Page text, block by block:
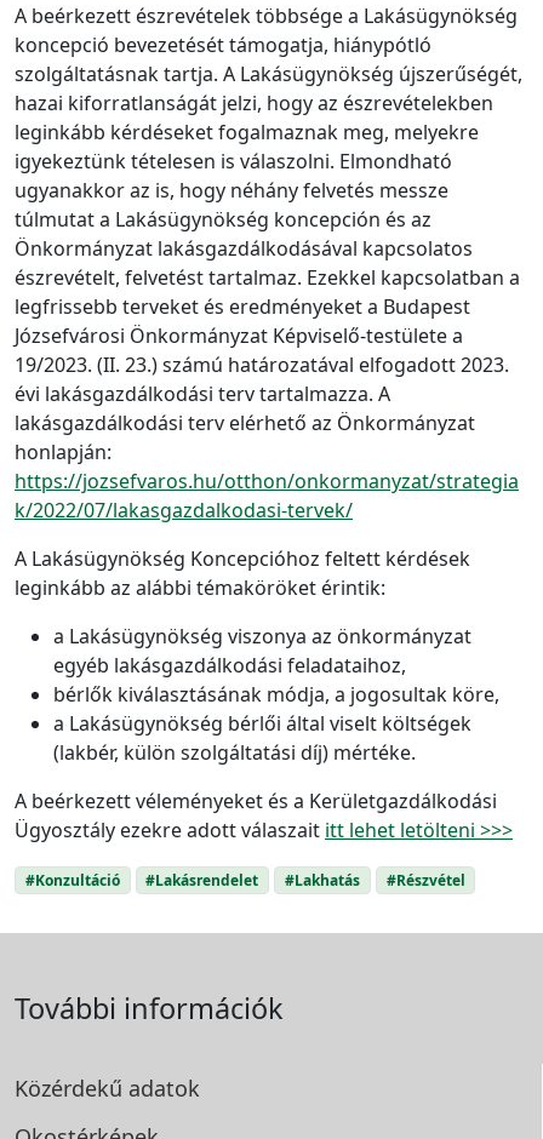
A beérkezett észrevételek többsége a Lakásügynökség
koncepció bevezetését támogatja, hiánypótló
szolgáltatásnak tartja. A Lakásügynökség újszerűségét,
hazai kiforratlanságát jelzi, hogy az észrevételekben
leginkább kérdéseket fogalmaznak meg, melyekre
igyekeztünk tételesen is válaszolni. Elmondható
ugyanakkor az is, hogy néhány felvetés messze
túlmutat a Lakásügynökség koncepción és az
Önkormányzat lakásgazdálkodásával kapcsolatos
észrevételt, felvetést tartalmaz. Ezekkel kapcsolatban a
legfrissebb terveket és eredményeket a Budapest
Józsefvárosi Önkormányzat Képviselő-testülete a
19/2023. (II. 23.) számú határozatával elfogadott 2023.
évi lakásgazdálkodási terv tartalmazza. A
lakásgazdálkodási terv elérhető az Önkormányzat
honlapján:
https://jozsefvaros.hu/otthon/onkormanyzat/strategia
k/2022/07/lakasgazdalkodasi-tervek/
A Lakásügynökség Koncepcióhoz feltett kérdések
leginkább az alábbi témaköröket érintik:
a Lakásügynökség viszonya az önkormányzat
egyéb lakásgazdálkodási feladataihoz,
bérlők kiválasztásának módja, a jogosultak köre,
a Lakásügynökség bérlői által viselt költségek
(lakbér, külön szolgáltatási díj) mértéke.
A beérkezett véleményeket és a Kerületgazdálkodási
Ügyosztály ezekre adott válaszait itt lehet letölteni >>>
#Konzultáció #Lakásrendelet #Lakhatás #Részvétel
További információk
Közérdekű adatok